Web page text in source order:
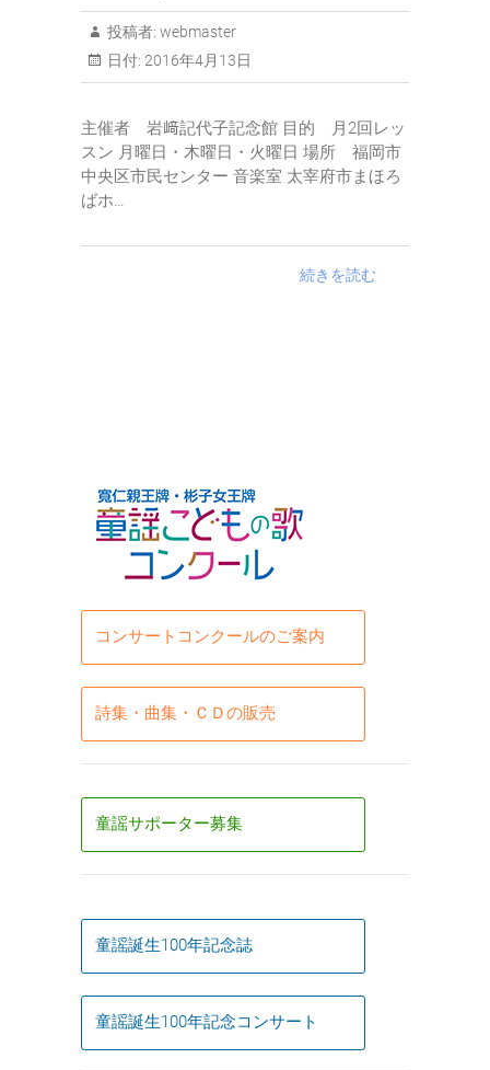
投稿者: webmaster
日付: 2016年4月13日
主催者 岩﨑記代子記念館 目的 月2回レッ
スン 月曜日・木曜日・火曜日 場所 福岡市
中央区市民センター 音楽室 太宰府市まほろ
ばホ…
続きを読む
コンサートコンクールのご案内
詩集・曲集・ＣＤの販売
童謡サポーター募集
童謡誕生100年記念誌
童謡誕生100年記念コンサート